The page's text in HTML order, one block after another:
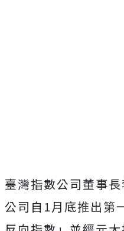
臺灣指數公司董事
公司自1月底推出第